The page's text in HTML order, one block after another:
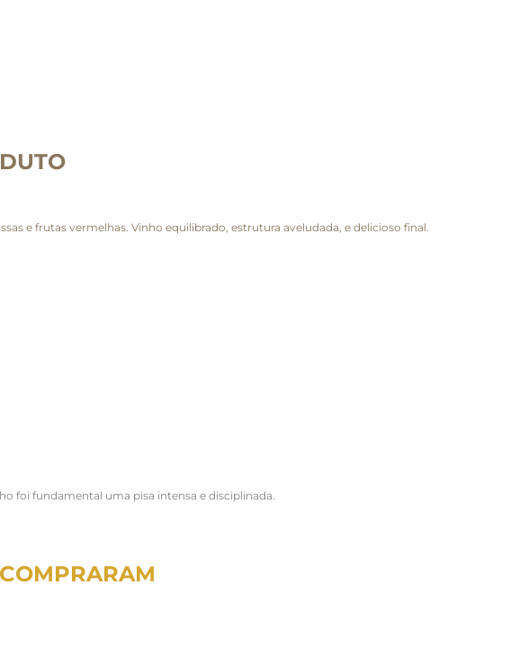
e frutas vermelhas. Vinho equilibrado, estrutura aveludada, e delicioso final.
foi fundamental uma pisa intensa e disciplinada.